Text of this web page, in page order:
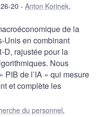
20 Anton Korinek,
de la
Unis en combinant
D, rajustée pour la
Nous
PIB de l’IA » qui mesure
et complète les
du personnel,